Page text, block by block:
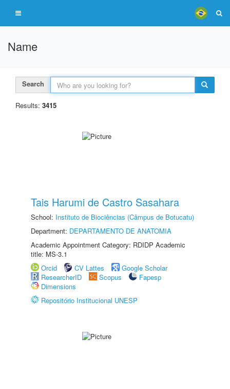
Name
Search
Results: 3415
Tais Harumi de Castro Sasahara
School: Instituto de Biociências (Câmpus de Botucatu)
Department: DEPARTAMENTO DE ANATOMIA
Academic Appointment Category: RDIDP Academic
title: MS-3.1
Orcid
CV Lattes
Google Scholar
ResearcherID
Scopus
Fapesp
Dimensions
Repositório Institucional UNESP